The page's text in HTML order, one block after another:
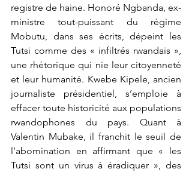
registre de haine. Honoré Ngbanda, ex-
ministre tout-puissant du régime
Mobutu, dans ses écrits, dépeint les
Tutsi comme des « infiltrés rwandais »,
une rhétorique qui nie leur citoyenneté
et leur humanité. Kwebe Kipele, ancien
journaliste présidentiel, s’emploie à
effacer toute historicité aux populations
rwandophones du pays. Quant à
Valentin Mubake, il franchit le seuil de
l’abomination en affirmant que « les
Tutsi sont un virus à éradiquer », des